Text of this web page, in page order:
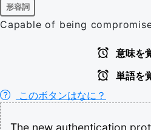
形容詞
Capable of being
意味を
単語を
このボタンはなに？
The new authentication